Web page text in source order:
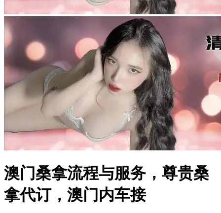
澳门桑拿流程与服务，尊贵桑
拿代订，澳门内车接